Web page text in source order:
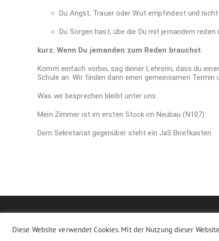
Du Angst, Trauer oder Wut empfindest und
Du Sorgen hast, übe die Du mit jemandem
kurz: Wenn Du jemanden zum Reden brauchst.
Komm einfach vorbei, sag deiner Lehrerin, dass du
Schule an. Wir finden dann einen gemeinsamen
Was wir besprechen bleibt unter uns.
Mein Zimmer ist im ersten Stock im Neubau (N107).
Dem Sekretariat gegenüber steht ein JaS Briefkasten.
Diese Website verwendet Cookies. Mit der Nutzung dieser